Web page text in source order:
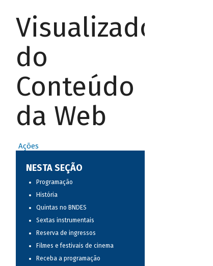
Visualizador
do
Conteúdo
da Web
Ações
NESTA SEÇÃO
Programação
História
Quintas no BNDES
Sextas instrumentais
Reserva de ingressos
Filmes e festivais de cinema
Receba a programação